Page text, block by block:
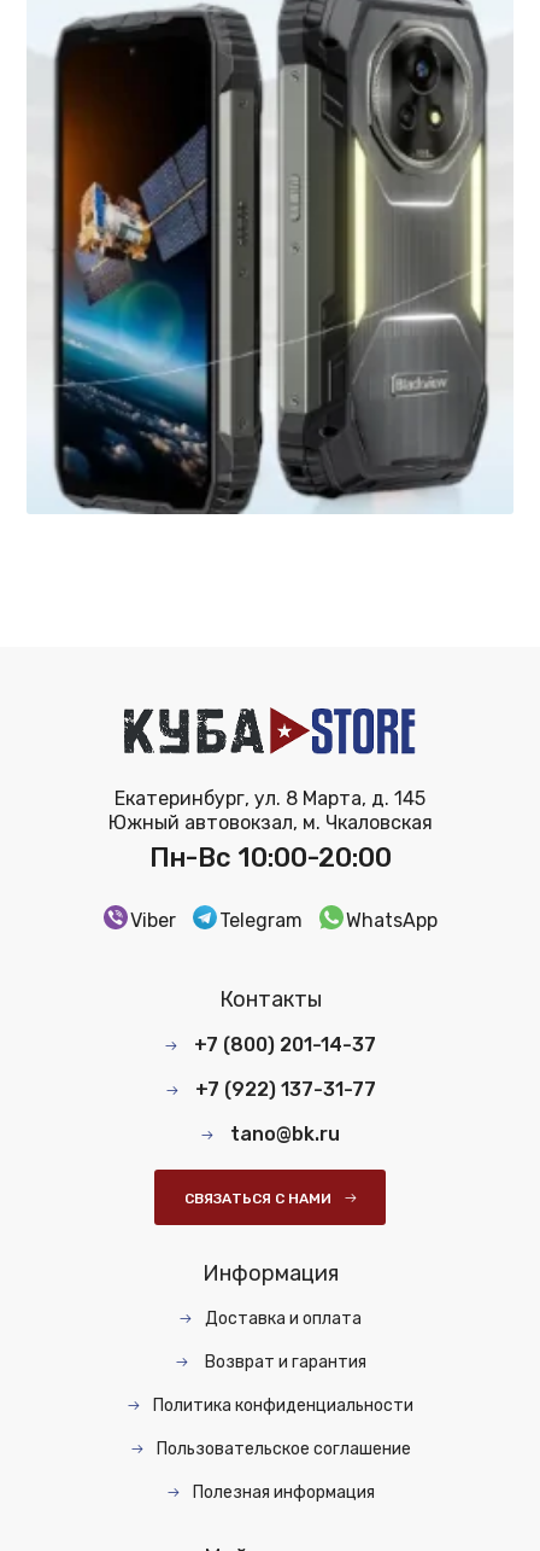
Екатеринбург, ул. 8 Марта, д. 145
Южный автовокзал, м. Чкаловская
Пн-Вс 10:00-20:00
Viber Telegram WhatsApp
Контакты
+7 (800) 201-14-37
+7 (922) 137-31-77
tano@bk.ru
СВЯЗАТЬСЯ С НАМИ
Информация
Доставка и оплата
Возврат и гарантия
Политика конфиденциальности
Пользовательское соглашение
Полезная информация